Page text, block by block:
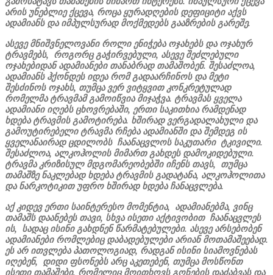
არის უნებლიე ქცევა, როცა ყურადღების დეფიციტი აქვს
ადამიანს და იმპულსურად მოქმედებს გააზრების გარეშე.
ასევე მნიშვნელოვანი როლი ენიჭება ოჯახებს და ოჯახურ
ტრავმებს, როგორც გაჭირვებული, ასევე შეძლებული
ოჯახებიდან ადამიანები თანაბრად თამაშობენ. შესაძლოა,
ადამიანს ჰქონდეს იდეა რომ გადაარჩინოს და მეტი
შესძინოს ოჯახს, თუმცა ვერ ვიტყვით კონკრეტულად
რომელმა ტრავმამ გამოიწვია მიჯაჭვა. ტრავმას ყველა
ადამიანი იღებს ცხოვრებაში, ერთი საკითხია რამდენად
ხდება ტრავმის გამოტირება. ხშირად ვერგადალახული და
გამოუტირებელი ტრავმა რჩება ადამიანში და შემდეგ ის
ყველანაირად ცდილობს ჩაანაცვლოს საკუთარი ტკივილი.
შესაძლოა, ალკოჰოლის მიმართ გახდეს დამოკიდებული.
ტრავმა კრიზისულ მდგომარეობებში იჩენს თავს, თუმცა
თამაშზე ნაკლებად ხდება ტრავმის გადატანა, ალკოჰოლითა
და ნარკოტიკით უფრო ხშირად ხდება ჩანაცვლება.
აქ კიდევ ერთი საინტერესო მომენტია, ადამიანებმა, ვინც
თამაშს დაანებეს თავი, სხვა ისეთი აქტივობით ჩაანაცვლეს
ის, სადაც ისინი გახდნენ წარმატებულები. ასევე არსებობენ
ადამიანები რომლებიც დაბადებულები არიან მოთამაშეებად.
ეს არ ითვლება პათოლოგიად, რადგან ისინი სიამოვნებას
იღებენ, დიდი ფსონებს არც აკეთებენ, თუმცა მოსწონთ
ისეთი თამაშები, რომელიც მოითხოვს გონების დაძაბვას და